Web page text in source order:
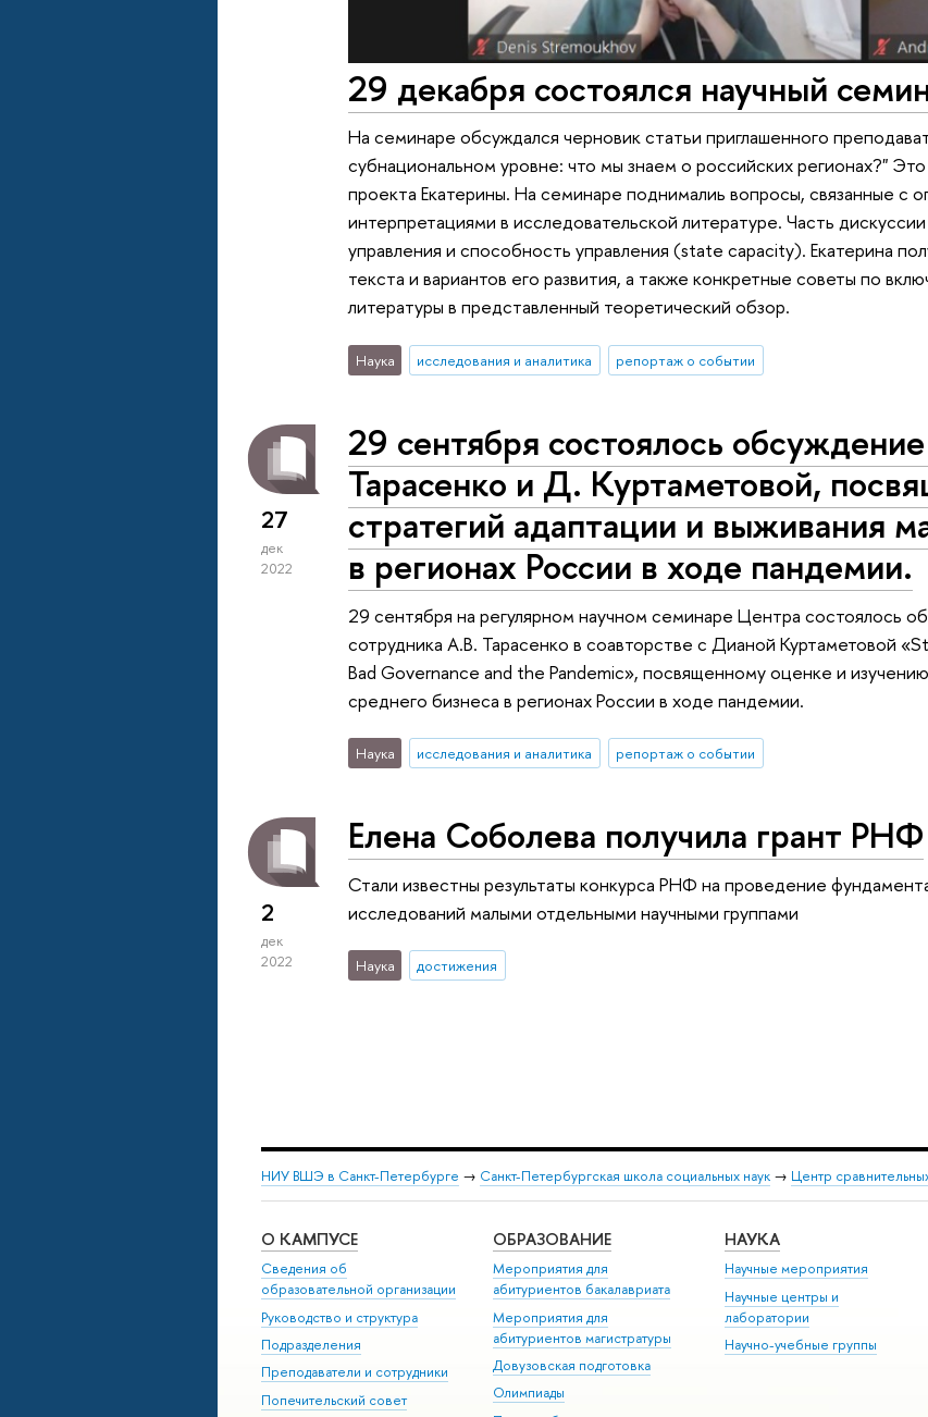
29 декабря состоялся научный
На семинаре обсуждался черновик статьи приглашенного
субнациональном уровне: что мы знаем о российских регионах?"
проекта Екатерины. На семинаре поднималиь вопросы, связанные с
интерпретациями в исследовательской литературе. Часть
управления и способность управления (state capacity). Екатерина
текста и вариантов его развития, а также конкретные советы по
литературы в представленный теоретический обзор.
Наука исследования и аналитика репортаж о событии
27
дек
2022
29 сентября состоялось
Тарасенко и Д. Куртаметовой,
стратегий адаптации и выживания
в регионах России в ходе пандемии.
29 сентября на регулярном научном семинаре Центра состоялось
сотрудника А.В. Тарасенко в соавторстве с Дианой Куртаметовой
Bad Governance and the Pandemic», посвященному оценке и
среднего бизнеса в регионах России в ходе пандемии.
Наука исследования и аналитика репортаж о событии
2
дек
2022
Елена Соболева получила грант РНФ
Стали известны результаты конкурса РНФ на проведение
исследований малыми отдельными научными группами
Наука достижения
НИУ ВШЭ в Санкт-Петербурге → Санкт-Петербургская школа социальных наук → Центр
О КАМПУСЕ
Сведения об
образовательной организации
Руководство и структура
Подразделения
Преподаватели и сотрудники
Попечительский совет
ОБРАЗОВАНИЕ
Мероприятия для
абитуриентов бакалавриата
Мероприятия для
абитуриентов магистратуры
Довузовская подготовка
Олимпиады
НАУКА
Научные мероприятия
Научные центры и
лаборатории
Научно-учебные группы